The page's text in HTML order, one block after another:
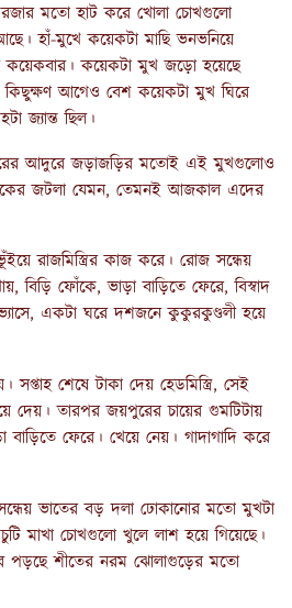
মতো হাট করে খোলা চোখগুলো
হাঁ-মুখে কয়েকটা মাছি ভনভনিয়ে
কয়েকবার। কয়েকটা মুখ জড়ো হয়েছে
কিছুক্ষণ আগেও বেশ কয়েকটা মুখ ঘিরে
জ্যান্ত ছিল।
আদুরে জড়াজড়ির মতোই এই মুখগুলোও
জটলা যেমন, তেমনই আজকাল এদের
রাজমিস্ত্রির কাজ করে। রোজ সন্ধেয়
বিড়ি ফোঁকে, ভাড়া বাড়িতে ফেরে, বিস্বাদ
একটা ঘরে দশজনে কুকুরকুণ্ডলী হয়ে
শেষে টাকা দেয় হেডমিস্ত্রি, সেই
দেয়। তারপর জয়পুরের চায়ের গুমটিটায়
ফেরে। খেয়ে নেয়। গাদাগাদি করে
ভাতের বড় দলা ঢোকানোর মতো মুখটা
মাখা চোখগুলো খুলে লাশ হয়ে গিয়েছে।
পড়ছে শীতের নরম ঝোলাগুড়ের মতো